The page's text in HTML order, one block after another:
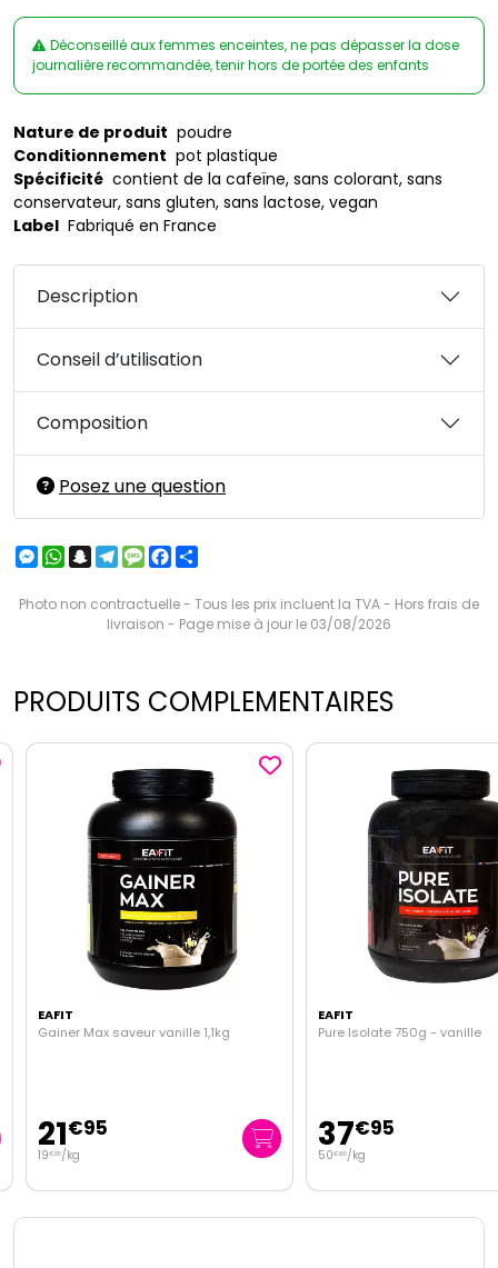
Déconseillé aux femmes enceintes, ne pas dépasser la dose
journalière recommandée, tenir hors de portée des enfants
Nature de produit poudre
Conditionnement pot plastique
Spécificité contient de la cafeïne, sans colorant, sans
conservateur, sans gluten, sans lactose, vegan
Label Fabriqué en France
Description
Conseil d’utilisation
Composition
Posez une question
Messenger
WhatsApp
Snapchat
Telegram
MessageFacebook
Photo non contractuelle - Tous les prix incluent la TVA - Hors frais de
livraison - Page mise à jour le 03/08/2026
PRODUITS COMPLEMENTAIRES
EAFIT
Gainer Max saveur vanille 1,1kg
21€95
19 €95/kg
EAFIT
Pure Isolate 750g - vanille
37€95
50 €60/kg